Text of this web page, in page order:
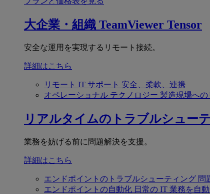
大企業・組織 TeamViewer Tensor
安全な運用を実現するリモート接続。
詳細はこちら
リモート IT サポート 安全、柔軟、連携
オペレーショナル テクノロジー 製造現場への
リアルタイムのトラブルシュー
業務を妨げる前に問題解決を支援。
詳細はこちら
エンドポイントのトラブルシューティング 問
エンドポイントの自動化 日常の IT 業務を自